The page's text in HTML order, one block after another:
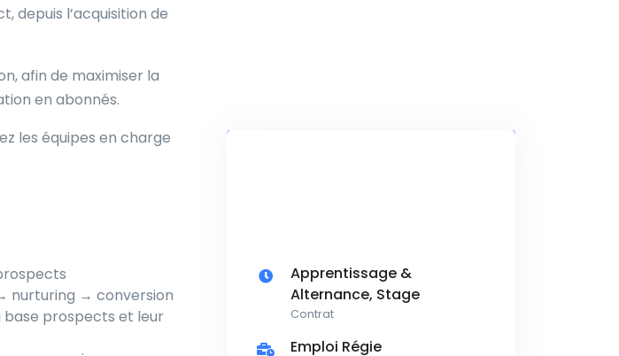
depuis l’acquisition de
afin de maximiser la
en abonnés.
les équipes en charge
nurturing → conversion
prospects et leur
Apprentissage &
Alternance, Stage
Contrat
Emploi Régie